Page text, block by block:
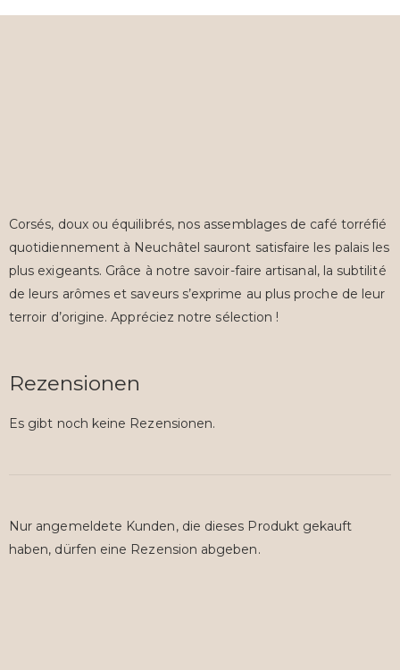
Corsés, doux ou équilibrés, nos assemblages de café torréfié
quotidiennement à Neuchâtel sauront satisfaire les palais les
plus exigeants. Grâce à notre savoir-faire artisanal, la subtilité
de leurs arômes et saveurs s’exprime au plus proche de leur
terroir d’origine. Appréciez notre sélection !
Rezensionen
Es gibt noch keine Rezensionen.
Nur angemeldete Kunden, die dieses Produkt gekauft
haben, dürfen eine Rezension abgeben.